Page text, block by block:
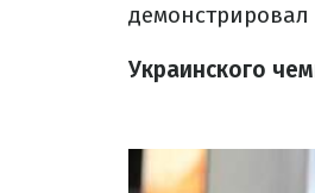
Украинского